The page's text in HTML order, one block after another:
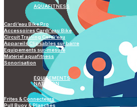
AQUAFITNESS
Cardi’eau Bike Pro
Accessoires Cardi'eau Bike
Circuit Training Cardi’eau
Appareils Clipsables sur barre
Equipements sur-mesure
Matériel aquafitness
Sonorisation
ÉQUIPEMENTS
NATATION
Frites & Connecteurs
Pull Buoy & Planches